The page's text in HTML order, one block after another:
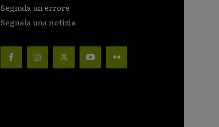
Segnala un errore
Segnala una notizia